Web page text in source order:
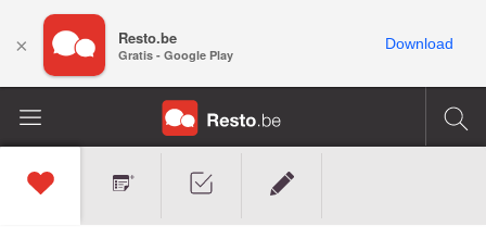
× Resto.be
Gratis - Google Play
Download